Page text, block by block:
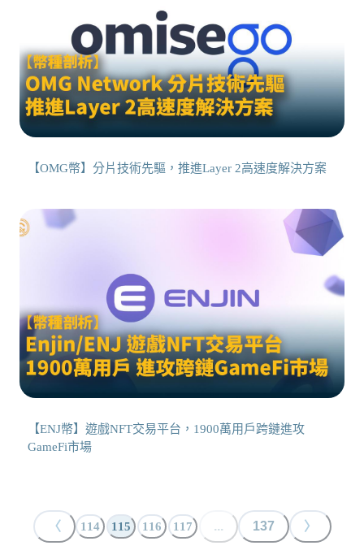
【OMG幣】分片技術先驅，推進Layer 2高速度解決方案
【ENJ幣】遊戲NFT交易平台，1900萬用戶跨鏈進攻
GameFi市場
〈 114 115 116 117 ... 137 〉